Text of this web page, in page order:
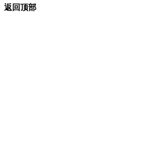
返回顶部